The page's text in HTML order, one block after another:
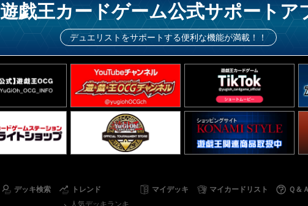
遊戯王カードゲーム公式サポートア
デュエリストをサポートする便利な機能が満載！！
デッキ検索
トレンド
マイデッキ マイカードリスト Ｑ＆Ａ